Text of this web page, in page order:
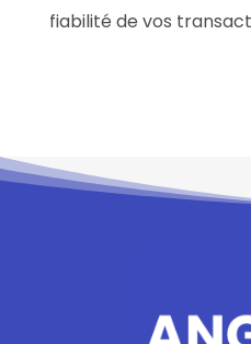
fiabilité de vos